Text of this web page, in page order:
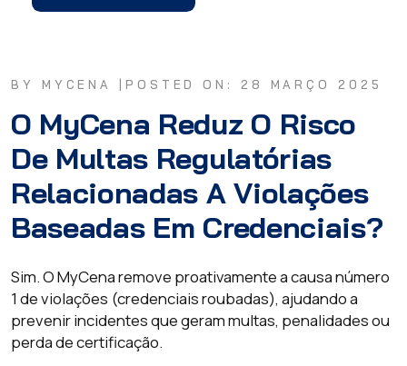
BY MYCENA | POSTED ON: 28 MARÇO 2025
O MyCena Reduz O Risco
De Multas Regulatórias
Relacionadas A Violações
Baseadas Em Credenciais?
Sim. O MyCena remove proativamente a causa número
1 de violações (credenciais roubadas), ajudando a
prevenir incidentes que geram multas, penalidades ou
perda de certificação.